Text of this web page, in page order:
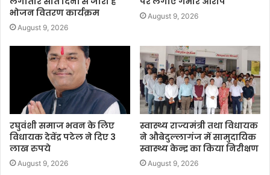
भोजन वितरण कार्यक्रम
August 9, 2026
August 9, 2026
रघुवंशी समाज भवन के लिए
विधायक देवेंद्र पटेल ने दिए 3
लाख रुपये
August 9, 2026
स्वास्थ्य राज्यमंत्री तथा विधायक
ने औबेदुल्लागंज में सामुदायिक
स्वास्थ्य केन्द्र का किया निरीक्षण
August 9, 2026